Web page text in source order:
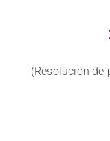
(Resolución de